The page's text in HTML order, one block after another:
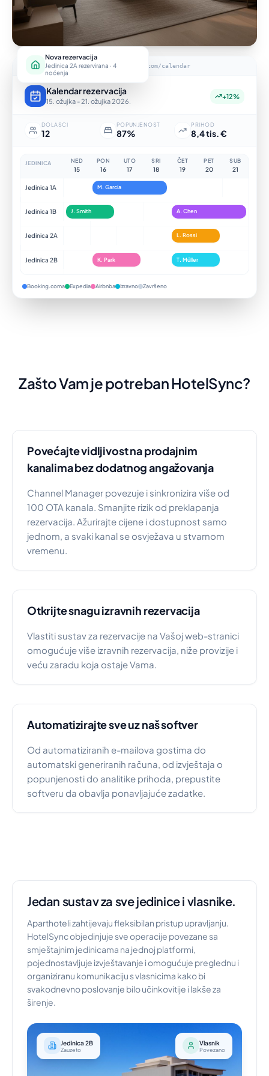
app.hotelsync.com/calendar
Kalendar rezervacija
15. ožujka - 21. ožujka 2026.
+12%
DOLASCI
12
POPUNJENOST
87%
PRIHOD
8,4 tis. €
JEDINICA NED
15
PON
16
UTO
17
SRI
18
ČET
19
PET
20
SUB
21
Jedinica 1A M. Garcia
Jedinica 1B J. Smith A. Chen
Jedinica 2A L. Rossi
Jedinica 2B K. Park T. Müller
Booking.coma Expedia Airbnba Izravno Završeno
Nova rezervacija
Jedinica 2A rezervirana · 4
noćenja
Zašto Vam je potreban HotelSync?
Povećajte vidljivost na prodajnim
kanalima bez dodatnog angažovanja
Channel Manager povezuje i sinkronizira više od
100 OTA kanala. Smanjite rizik od preklapanja
rezervacija. Ažurirajte cijene i dostupnost samo
jednom, a svaki kanal se osvježava u stvarnom
vremenu.
Otkrijte snagu izravnih rezervacija
Vlastiti sustav za rezervacije na Vašoj web-stranici
omogućuje više izravnih rezervacija, niže provizije i
veću zaradu koja ostaje Vama.
Automatizirajte sve uz naš softver
Od automatiziranih e-mailova gostima do
automatski generiranih računa, od izvještaja o
popunjenosti do analitike prihoda, prepustite
softveru da obavlja ponavljajuće zadatke.
Jedan sustav za sve jedinice i vlasnike.
Aparthoteli zahtijevaju fleksibilan pristup upravljanju.
HotelSync objedinjuje sve operacije povezane sa
smještajnim jedinicama na jednoj platformi,
pojednostavljuje izvještavanje i omogućuje preglednu i
organiziranu komunikaciju s vlasnicima kako bi
svakodnevno poslovanje bilo učinkovitije i lakše za
širenje.
Jedinica 2B
Zauzeto
Vlasnik
Povezano